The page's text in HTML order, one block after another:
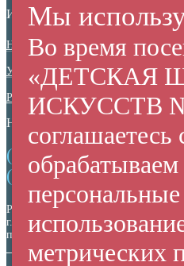
ИНФОРМАЦИОННАЯ
Нормативные документы
Ученикам
Родителям
НЕЗАВИСИМАЯ ОЦЕНКА
(+7 38 42) 53 67 22
(+7 38 42) 53 99 90
Россия,
г. Кемерово,
пр. Ленина, 137/2
Мы
Во время
«ДЕТСКАЯ
ИСКУССТВ
метрических